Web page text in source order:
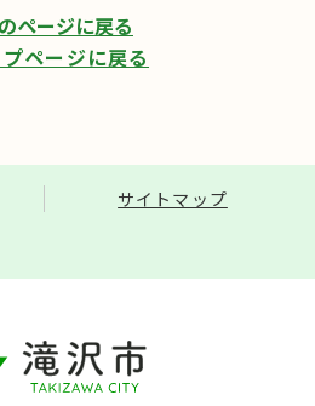
ページに戻る
プページに戻る
サイトマップ